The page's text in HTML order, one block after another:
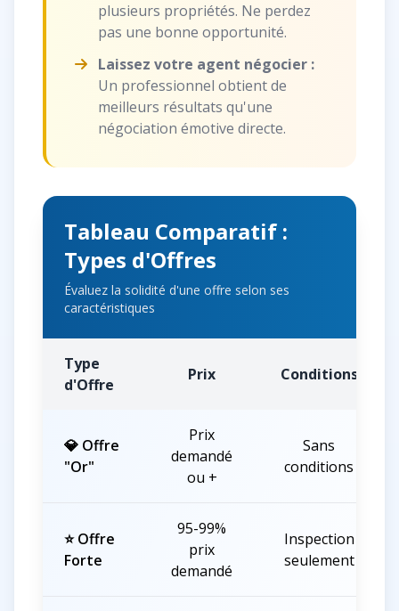
plusieurs propriétés. Ne perdez
pas une bonne opportunité.
Laissez votre agent négocier :
Un professionnel obtient de
meilleurs résultats qu'une
négociation émotive directe.
Tableau Comparatif :
Types d'Offres
Évaluez la solidité d'une offre selon ses
caractéristiques
Type
d'Offre
Prix Conditions
💎 Offre
"Or"
Prix
demandé
ou +
Sans
conditions
⭐ Offre
Forte
95-99%
prix
demandé
Inspection
seulement